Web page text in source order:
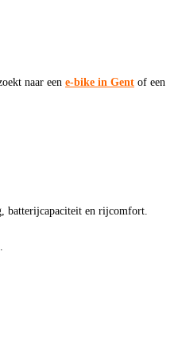
naar een e-bike in Gent of een
batterijcapaciteit en rijcomfort.